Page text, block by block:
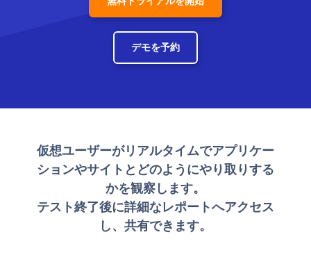
デモを予約
仮想ユーザーがリアルタイムでアプリケー
ションやサイトとどのようにやり取りする
かを観察します。
テスト終了後に詳細なレポートへアクセス
し、共有できます。